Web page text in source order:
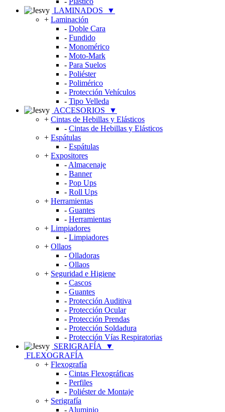
LAMINADOS
▼
+ Laminación
- Doble Cara
- Fundido
- Monomérico
- Moto-Mark
- Para Suelos
- Poliéster
- Polimérico
- Protección Vehículos
- Tipo Velleda
ACCESORIOS
▼
+ Cintas de Hebillas y Elásticos
- Cintas de Hebillas y Elásticos
+ Espátulas
- Espátulas
+ Expositores
- Almacenaje
- Banner
- Pop Ups
- Roll Ups
+ Herramientas
- Guantes
- Herramientas
+ Limpiadores
- Limpiadores
+ Ollaos
- Olladoras
- Ollaos
+ Seguridad e Higiene
- Cascos
- Guantes
- Protección Auditiva
- Protección Ocular
- Protección Prendas
- Protección Soldadura
- Protección Vías Respiratorias
SERIGRAFÍA
▼
FLEXOGRAFÍA
+ Flexografía
- Cintas Flexográficas
- Perfiles
- Poliéster de Montaje
+ Serigrafía
- Aluminio